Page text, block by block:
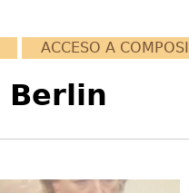
ACCESO A
Berlin